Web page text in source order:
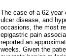
The case of a 62-
ulcer disease, and
occasions, the most
epigastric pain
reported an
weeks. Given the